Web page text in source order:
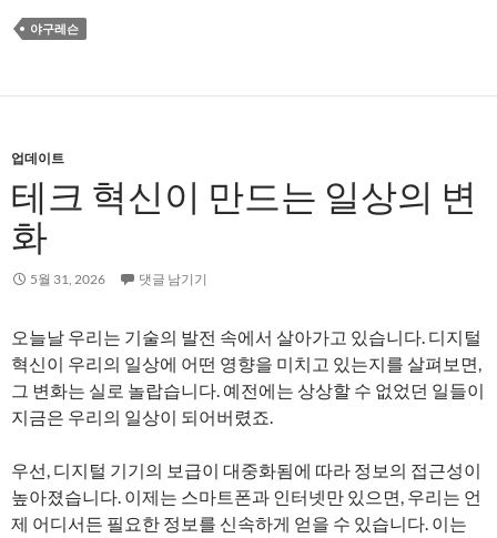
야구레슨
업데이트
테크 혁신이 만드는 일상의 변
화
5월 31, 2026 댓글 남기기
오늘날 우리는 기술의 발전 속에서 살아가고 있습니다. 디지털
혁신이 우리의 일상에 어떤 영향을 미치고 있는지를 살펴보면,
그 변화는 실로 놀랍습니다. 예전에는 상상할 수 없었던 일들이
지금은 우리의 일상이 되어버렸죠.
우선, 디지털 기기의 보급이 대중화됨에 따라 정보의 접근성이
높아졌습니다. 이제는 스마트폰과 인터넷만 있으면, 우리는 언
제 어디서든 필요한 정보를 신속하게 얻을 수 있습니다. 이는